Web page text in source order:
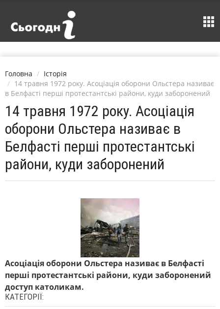
Головна
Історія
14 травня 1972 року. Асоціація оборони Ольстера називає
в Белфасті перші протестантські райони, куди заборонений
14 травня 1972 року. Асоціація
оборони Ольстера називає в
Белфасті перші протестантські
райони, куди заборонений
Асоціація оборони Ольстера називає в Белфасті
перші протестантські райони, куди заборонений
доступ католикам.
КАТЕГОРІЇ: